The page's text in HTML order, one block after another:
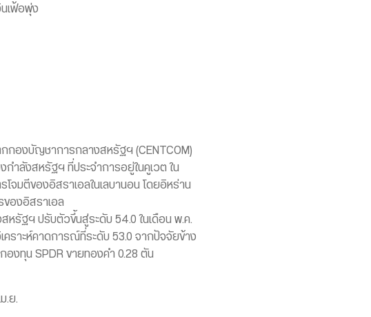
เฟ้อพุ่ง
กองบัญชาการกลางสหรัฐฯ (CENTCOM)
ำลังสหรัฐฯ ที่ประจำการอยู่ในคูเวต ใน
จมตีของอิสราเอลในเลบานอน โดยอิหร่าน
ของอิสราเอล
หรัฐฯ ปรับตัวขึ้นสู่ระดับ 54.0 ในเดือน พ.ค.
คราะห์คาดการณ์ที่ระดับ 53.0 จากปัจจัยข้าง
องทุน SPDR ขายทองคำ 0.28 ตัน
.ย.